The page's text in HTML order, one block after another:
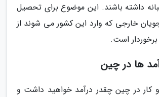
داشته باشند. این موضوع برای تحصیل
خارجی که وارد این کشور می شوند از
است.
ها در چین
و کار در چین چقدر درآمد خواهید داشت و